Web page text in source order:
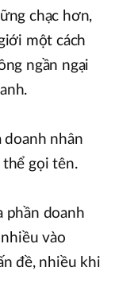
chạc hơn,
một cách
ngần ngại
doanh nhân
gọi tên.
phần doanh
vào
đề, nhiều khi